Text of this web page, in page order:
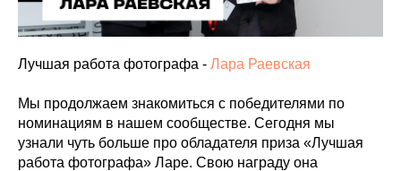
Лучшая работа фотографа - Лара Раевская
Мы продолжаем знакомиться с победителями по
номинациям в нашем сообществе. Сегодня мы
узнали чуть больше про обладателя приза «Лучшая
работа фотографа» Ларе. Свою награду она